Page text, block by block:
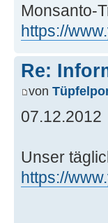
Monsanto-
https://
Re:
von
07.12.2012
Unser
https://